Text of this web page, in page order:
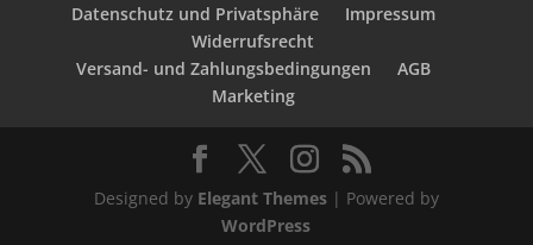
Datenschutz und Privatsphäre
Impressum
Widerrufsrecht
Versand- und Zahlungsbedingungen
AGB
Marketing
Designed by Elegant Themes| Powered by
WordPress